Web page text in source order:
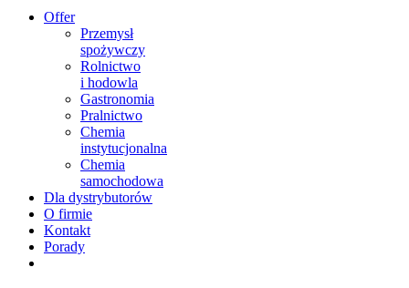
Offer
Przemysł
spożywczy
Rolnictwo
i hodowla
Gastronomia
Pralnictwo
Chemia
instytucjonalna
Chemia
samochodowa
Dla dystrybutorów
O firmie
Kontakt
Porady